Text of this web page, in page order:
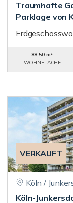
Traumhafte
Parklage von
88,50 m²
WOHNFLÄCHE
VERKAUFT
Köln /
Köln-